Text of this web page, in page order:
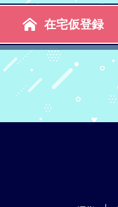
在宅仮登録